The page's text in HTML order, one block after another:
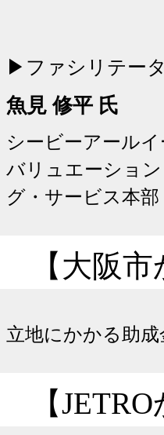
▶ファシリテー
魚見 修平 氏
シービーアール
バリュエーショ
グ・サービス本
【大阪市
立地にかかる助
【JETRO